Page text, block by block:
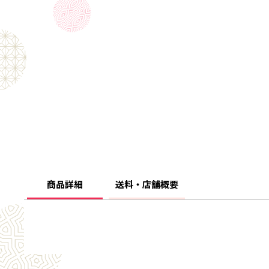
商品詳細 送料・店舗概要